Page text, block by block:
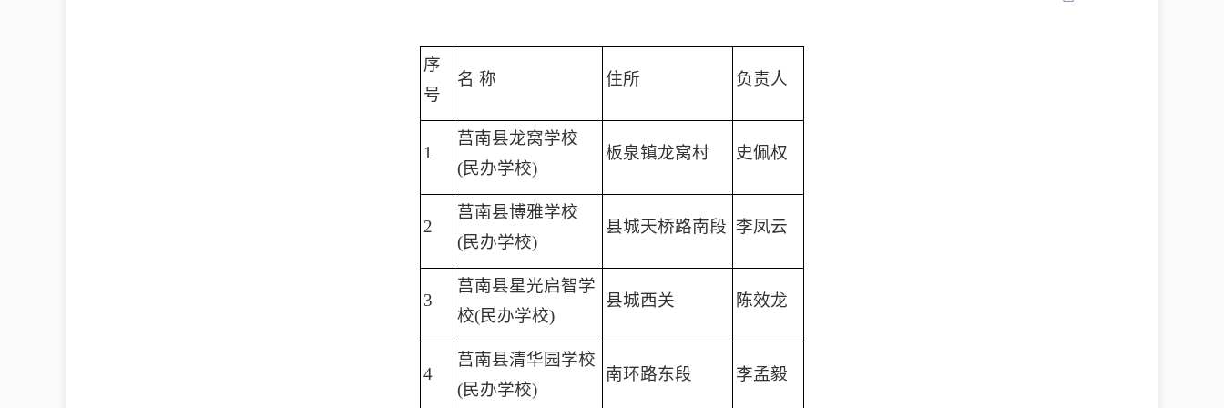
序
号
名 称 住所 负责人
1
莒南县龙窝学校
(民办学校)
板泉镇龙窝村 史佩权
2
莒南县博雅学校
(民办学校)
县城天桥路南段 李凤云
3
莒南县星光启智学
校(民办学校)
县城西关 陈效龙
4
莒南县清华园学校
(民办学校)
南环路东段 李孟毅